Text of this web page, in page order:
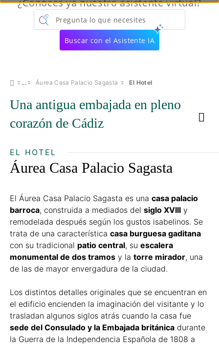
¿Conoces ya nuestro asistente virtual?
Pregunta lo que necesites
Buscar con el Asistente IA
Áurea Casa Palacio Sagasta El Hotel
Una antigua embajada en pleno
corazón de Cádiz
EL HOTEL
Áurea Casa Palacio Sagasta
El Áurea Casa Palacio Sagasta es una casa palacio
barroca, construida a mediados del siglo XVIII y
remodelada después según los gustos isabelinos. Se
trata de una característica casa burguesa gaditana
con su tradicional patio central, su escalera
monumental de dos tramos y la torre mirador, una
de las de mayor envergadura de la ciudad.
Los distintos detalles originales que se encuentran en
el edificio encienden la imaginación del visitante y lo
trasladan algunos siglos atrás cuando la casa fue
sede del Consulado y la Embajada británica durante
la Guerra de la Independencia Española de 1808 a